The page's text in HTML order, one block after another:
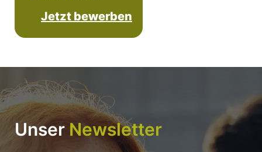
Jetzt bewerben
Unser Newsletter